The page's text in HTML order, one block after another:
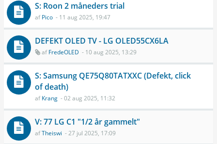
S: Roon 2 måneders trial
afPico - 11 aug 2025, 19:47
DEFEKT OLED TV - LG OLED55CX6LA
afFredeOLED - 10 aug 2025, 13:29
S: Samsung QE75Q80TATXXC (Defekt, click
of death)
afKrang - 02 aug 2025, 11:32
V: 77 LG C1 "1/2 år gammelt"
afTheiswi - 27 jul 2025, 17:09